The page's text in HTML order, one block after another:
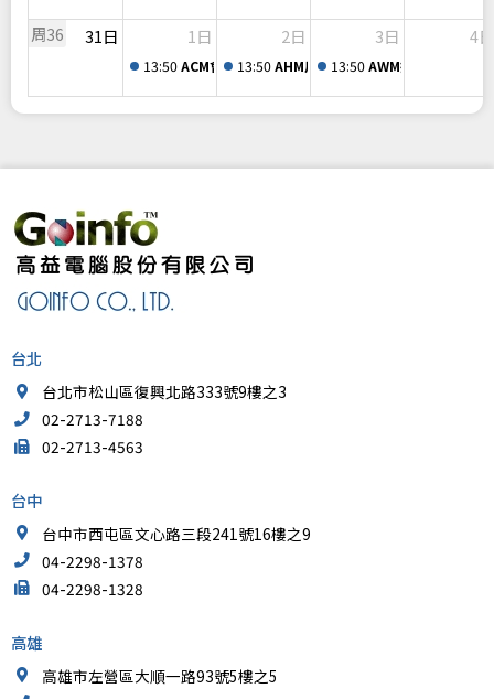
周36 31日 1日
13:50ACM會計總帳及票據管理系統
2日
13:50AHM房屋銷售暨收款管理系統
3日
13:50AWM採購發包暨工
4日
台北
台北市松山區復興北路333號9樓之3
02-2713-7188
02-2713-4563
台中
台中市西屯區文心路三段241號16樓之9
04-2298-1378
04-2298-1328
高雄
高雄市左營區大順一路93號5樓之5